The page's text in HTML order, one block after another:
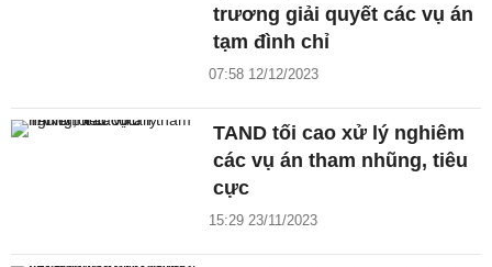
trương giải quyết các vụ án
tạm đình chỉ
07:58 12/12/2023
TAND tối cao xử lý nghiêm
các vụ án tham nhũng, tiêu
cực
15:29 23/11/2023